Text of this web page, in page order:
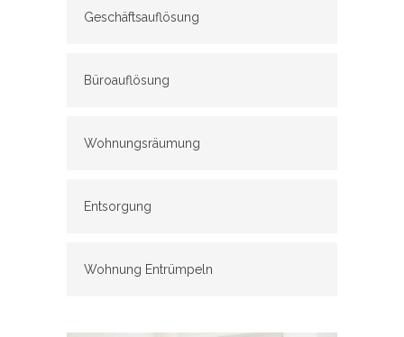
Geschäftsauflösung
Büroauflösung
Wohnungsräumung
Entsorgung
Wohnung Entrümpeln